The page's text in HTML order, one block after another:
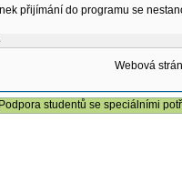
přijímání do programu se
Webová
Podpora studentů se speciálními